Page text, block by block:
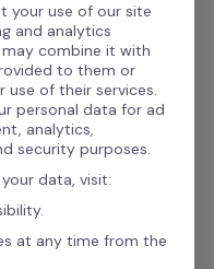
CERO
ya se
¡una y otra vez!
your use of our site
and analytics
combine it with
to them or
of their services.
personal data for ad
analytics,
security purposes.
data, visit:
at any time from the